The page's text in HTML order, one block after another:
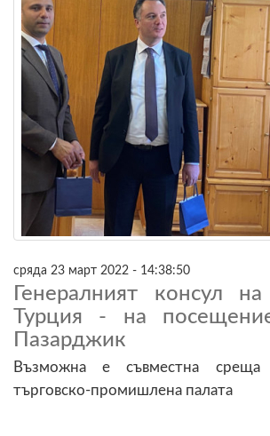
сряда 23 март 2022 - 14:38:50
Генералният консул
Турция - на
Пазарджик
Възможна е съвместна среща
търговско-промишлена палата